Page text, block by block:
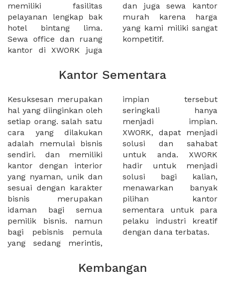
memiliki fasilitas
pelayanan lengkap bak
hotel bintang lima.
Sewa office dan ruang
kantor di XWORK juga
dan juga sewa kantor
murah karena harga
yang kami miliki sangat
kompetitif.
Kantor Sementara
Kesuksesan merupakan
hal yang diinginkan oleh
setiap orang. salah satu
cara yang dilakukan
adalah memulai bisnis
sendiri. dan memiliki
kantor dengan interior
yang nyaman, unik dan
sesuai dengan karakter
bisnis merupakan
idaman bagi semua
pemilik bisnis. namun
bagi pebisnis pemula
yang sedang merintis,
impian tersebut
seringkali hanya
menjadi impian.
XWORK, dapat menjadi
solusi dan sahabat
untuk anda. XWORK
hadir untuk menjadi
solusi bagi kalian,
menawarkan banyak
pilihan kantor
sementara untuk para
pelaku industri kreatif
dengan dana terbatas.
Kembangan